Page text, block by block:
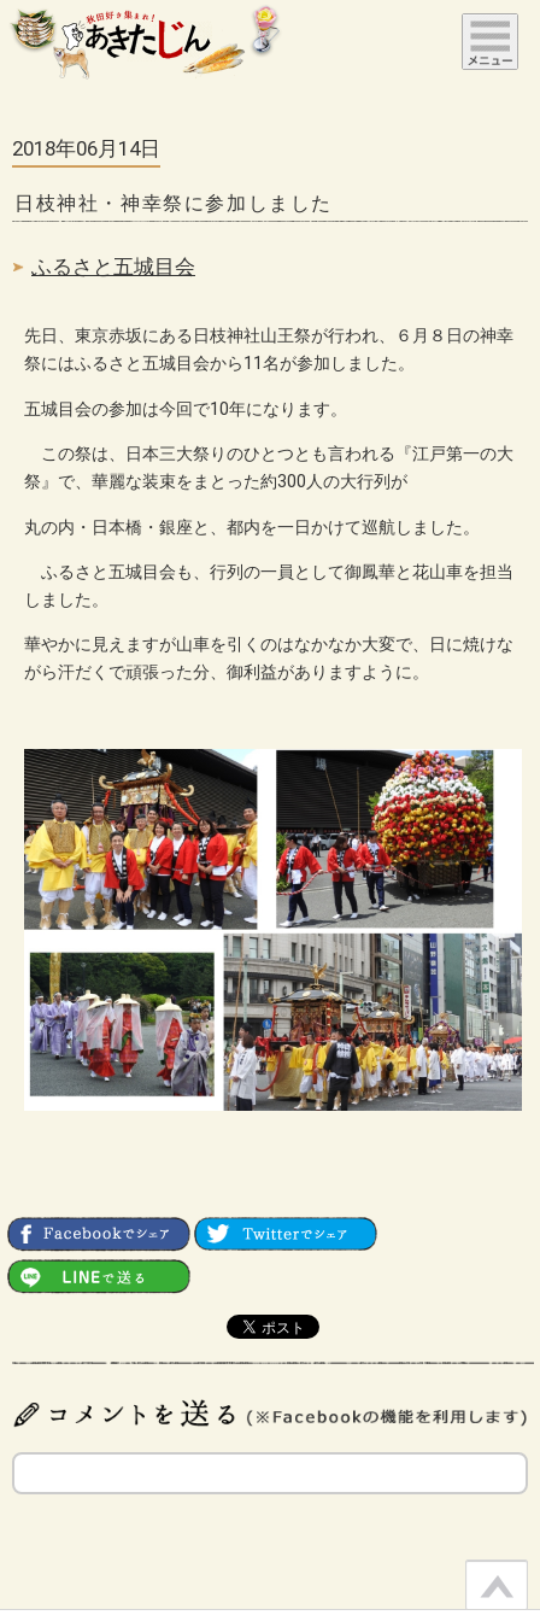
2018年06月14日
日枝神社・神幸祭に参加しました
ふるさと五城目会
先日、東京赤坂にある日枝神社山王祭が行われ、６月８日の神幸
祭にはふるさと五城目会から11名が参加しました。
五城目会の参加は今回で10年になります。
この祭は、日本三大祭りのひとつとも言われる『江戸第一の大
祭』で、華麗な装束をまとった約300人の大行列が
丸の内・日本橋・銀座と、都内を一日かけて巡航しました。
ふるさと五城目会も、行列の一員として御鳳華と花山車を担当
しました。
華やかに見えますが山車を引くのはなかなか大変で、日に焼けな
がら汗だくで頑張った分、御利益がありますように。